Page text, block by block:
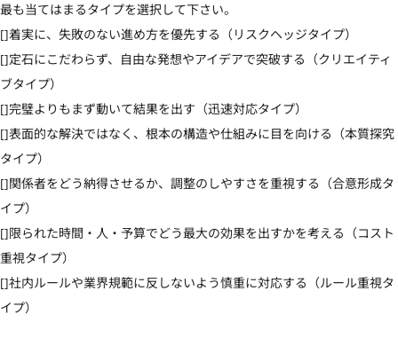
最も当てはまるタイプを選択して下さい。
[]着実に、失敗のない進め方を優先する（リスクヘッジタイプ）
[]定石にこだわらず、自由な発想やアイデアで突破する（クリエイティ
ブタイプ）
[]完璧よりもまず動いて結果を出す（迅速対応タイプ）
[]表面的な解決ではなく、根本の構造や仕組みに目を向ける（本質探究
タイプ）
[]関係者をどう納得させるか、調整のしやすさを重視する（合意形成タ
イプ）
[]限られた時間・人・予算でどう最大の効果を出すかを考える（コスト
重視タイプ）
[]社内ルールや業界規範に反しないよう慎重に対応する（ルール重視タ
イプ）